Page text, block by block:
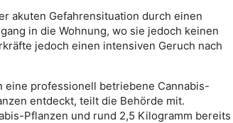
akuten Gefahrensituation durch einen
in die Wohnung, wo sie jedoch keinen
jedoch einen intensiven Geruch nach
eine professionell betriebene Cannabis-
entdeckt, teilt die Behörde mit.
Pflanzen und rund 2,5 Kilogramm bereits